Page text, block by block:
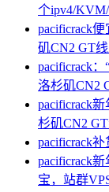
个ipv4/
pacificrack
矶CN2 GT
pacificrack
洛杉矶CN2
pacificrack
杉矶CN2
pacificrack
pacificrack
宝，站群